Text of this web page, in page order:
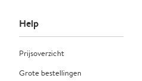
Help
Prijsoverzicht
Grote bestellingen